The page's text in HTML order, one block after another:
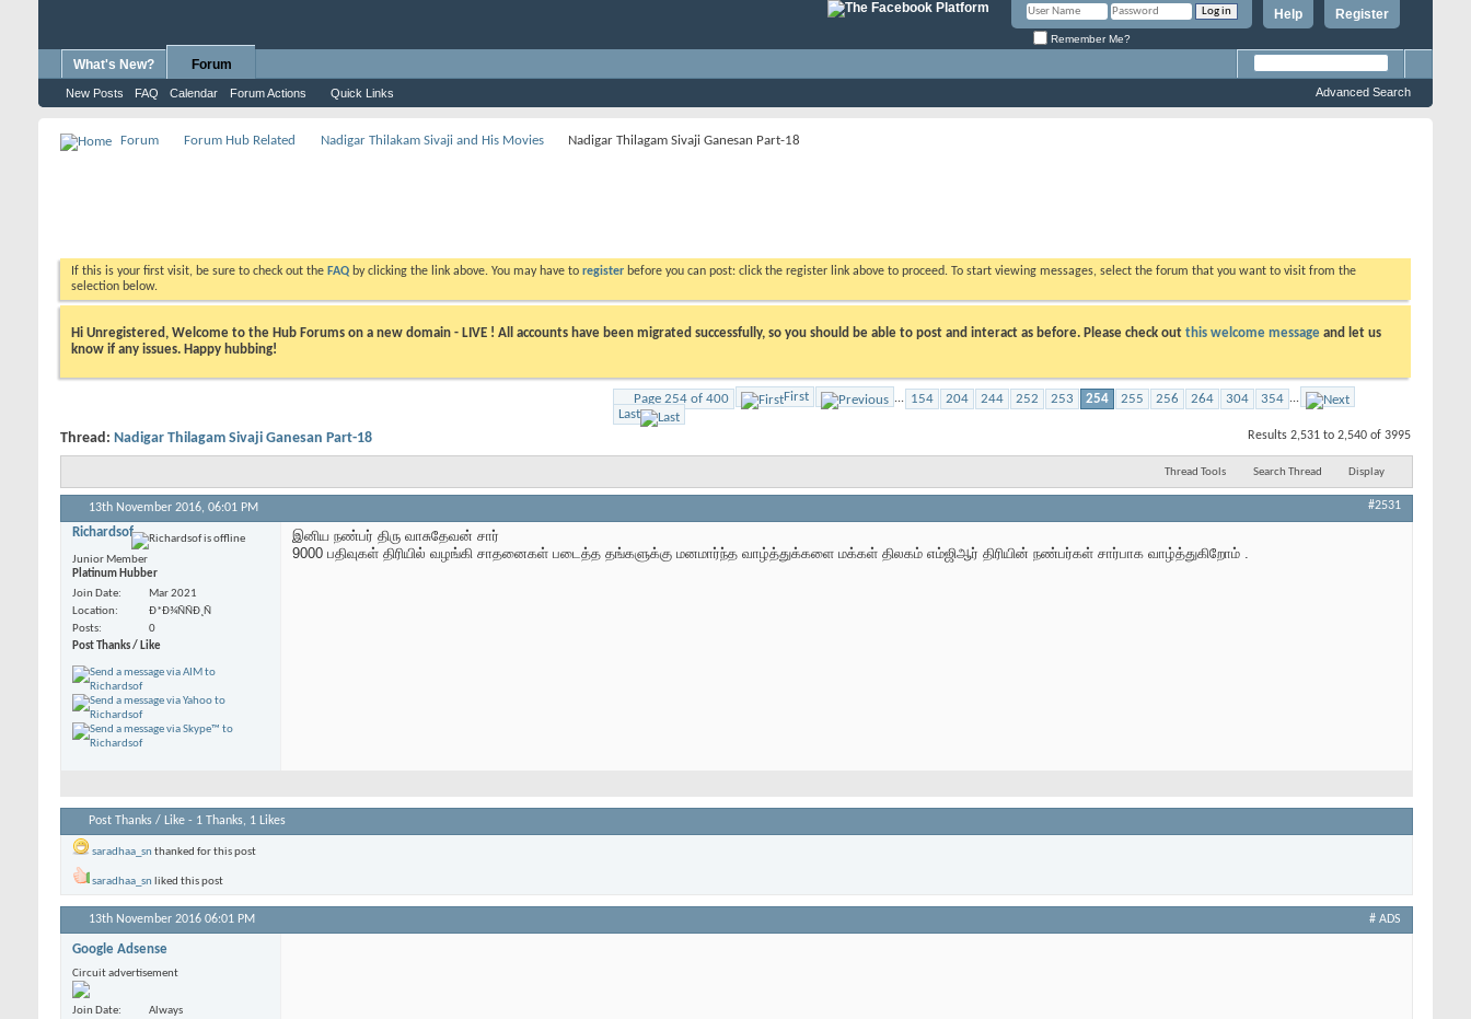
Register
Help
Remember Me?
What's New? Forum
New Posts FAQ Calendar Forum Actions Quick Links Advanced Search
Forum Forum Hub Related Nadigar Thilakam Sivaji and His Movies Nadigar Thilagam Sivaji Ganesan Part-18
If this is your first visit, be sure to check out the FAQ by clicking the link above. You may have to register before you can post: click the register link above to proceed. To start viewing messages, select the forum that you want to visit from the
selection below.
Hi Unregistered, Welcome to the Hub Forums on a new domain - LIVE ! All accounts have been migrated successfully, so you should be able to post and interact as before. Please check out this welcome message and let us
know if any issues. Happy hubbing!
Page 254 of 400 First ... 154 204 244 252 253 254 255 256 264 304 354 ...
Last
Results 2,531 to 2,540 of 3995
Thread: Nadigar Thilagam Sivaji Ganesan Part-18
Thread Tools Search Thread Display
13th November 2016, 06:01 PM #2531
Richardsof
Junior Member
Platinum Hubber
Join Date
Mar 2021
Location
Ð*Ð¾ÑÑÐ¸Ñ
Posts
0
Post Thanks / Like
இனிய நண்பர் திரு வாசுதேவன் சார்
9000 பதிவுகள் திரியில் வழங்கி சாதனைகள் படைத்த தங்களுக்கு மனமார்ந்த வாழ்த்துக்களை மக்கள் திலகம் எம்ஜிஆர் திரியின் நண்பர்கள் சார்பாக வாழ்த்துகிறோம் .
Post Thanks / Like - 1 Thanks, 1 Likes
saradhaa_sn thanked for this post
saradhaa_sn liked this post
13th November 2016 06:01 PM # ADS
Google Adsense
Circuit advertisement
Join Date
Always